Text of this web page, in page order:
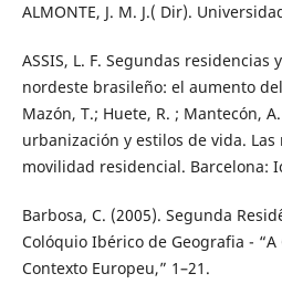
ALMONTE, J. M. J.( Dir).
ASSIS, L. F. Segundas
nordeste brasileño: el aumento
Mazón, T.; Huete, R. ; Mantecón,
urbanización y estilos de vida.
movilidad residencial. Barcelona:
Barbosa, C. (2005). Segunda
Colóquio Ibérico de Geografia -
Contexto Europeu,” 1–21.